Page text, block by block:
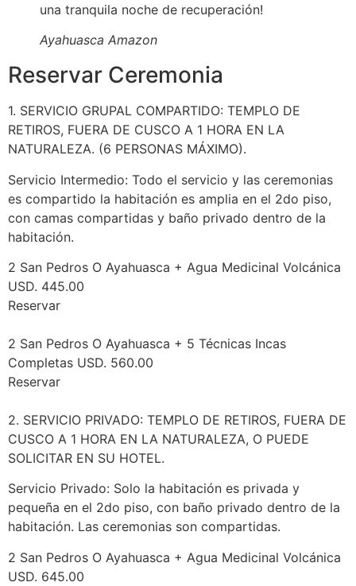
una tranquila noche de recuperación!
Ayahuasca Amazon
Reservar Ceremonia
1. SERVICIO GRUPAL COMPARTIDO: TEMPLO DE
RETIROS, FUERA DE CUSCO A 1 HORA EN LA
NATURALEZA. (6 PERSONAS MÁXIMO).
Servicio Intermedio: Todo el servicio y las ceremonias
es compartido la habitación es amplia en el 2do piso,
con camas compartidas y baño privado dentro de la
habitación.
2 San Pedros O Ayahuasca + Agua Medicinal Volcánica
USD. 445.00
Reservar
2 San Pedros O Ayahuasca + 5 Técnicas Incas
Completas USD. 560.00
Reservar
2. SERVICIO PRIVADO: TEMPLO DE RETIROS, FUERA DE
CUSCO A 1 HORA EN LA NATURALEZA, O PUEDE
SOLICITAR EN SU HOTEL.
Servicio Privado: Solo la habitación es privada y
pequeña en el 2do piso, con baño privado dentro de la
habitación. Las ceremonias son compartidas.
2 San Pedros O Ayahuasca + Agua Medicinal Volcánica
USD. 645.00